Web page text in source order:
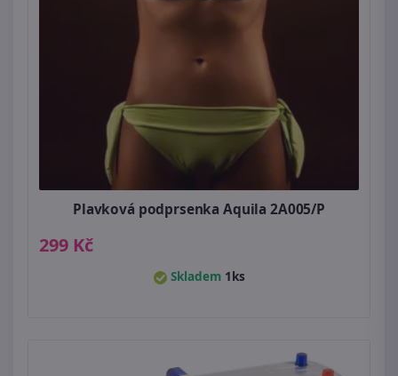
Plavková podprsenka Aquila 2A005/P
299 Kč
Skladem 1ks